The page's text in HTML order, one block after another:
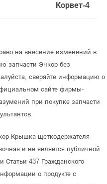
Корвет-4
на внесение изменений в
запчасти Энкор без
сверяйте информацию о
сайте фирмы-
при покупке запчасти
Крышка щеткодержателя
и не является публичной
437 Гражданского
о продукте с